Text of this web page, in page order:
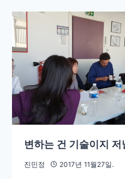
변하는 건 기술이지
진민정 2017년 11월27일.